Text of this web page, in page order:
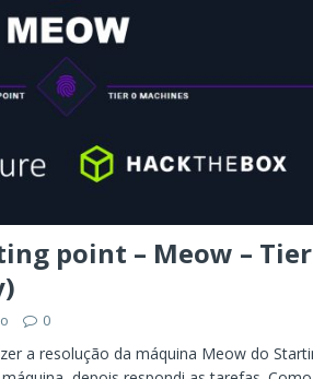
point – Meow –
0
a resolução da máquina Meow do